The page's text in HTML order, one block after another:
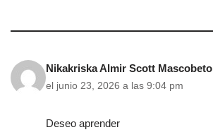
Nikakriska Almir Scott Mascobeto
el junio 23, 2026 a las 9:04 pm
Deseo aprender